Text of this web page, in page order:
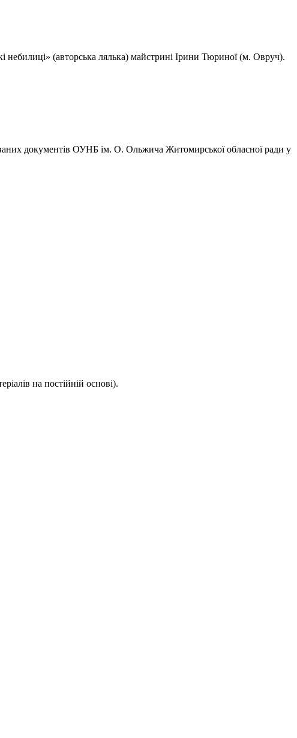
небилиці» (авторська лялька) майстрині Ірини Тюриної (м. Овруч).
документів ОУНБ ім. О. Ольжича Житомирської обласної ради у
на постійній основі).